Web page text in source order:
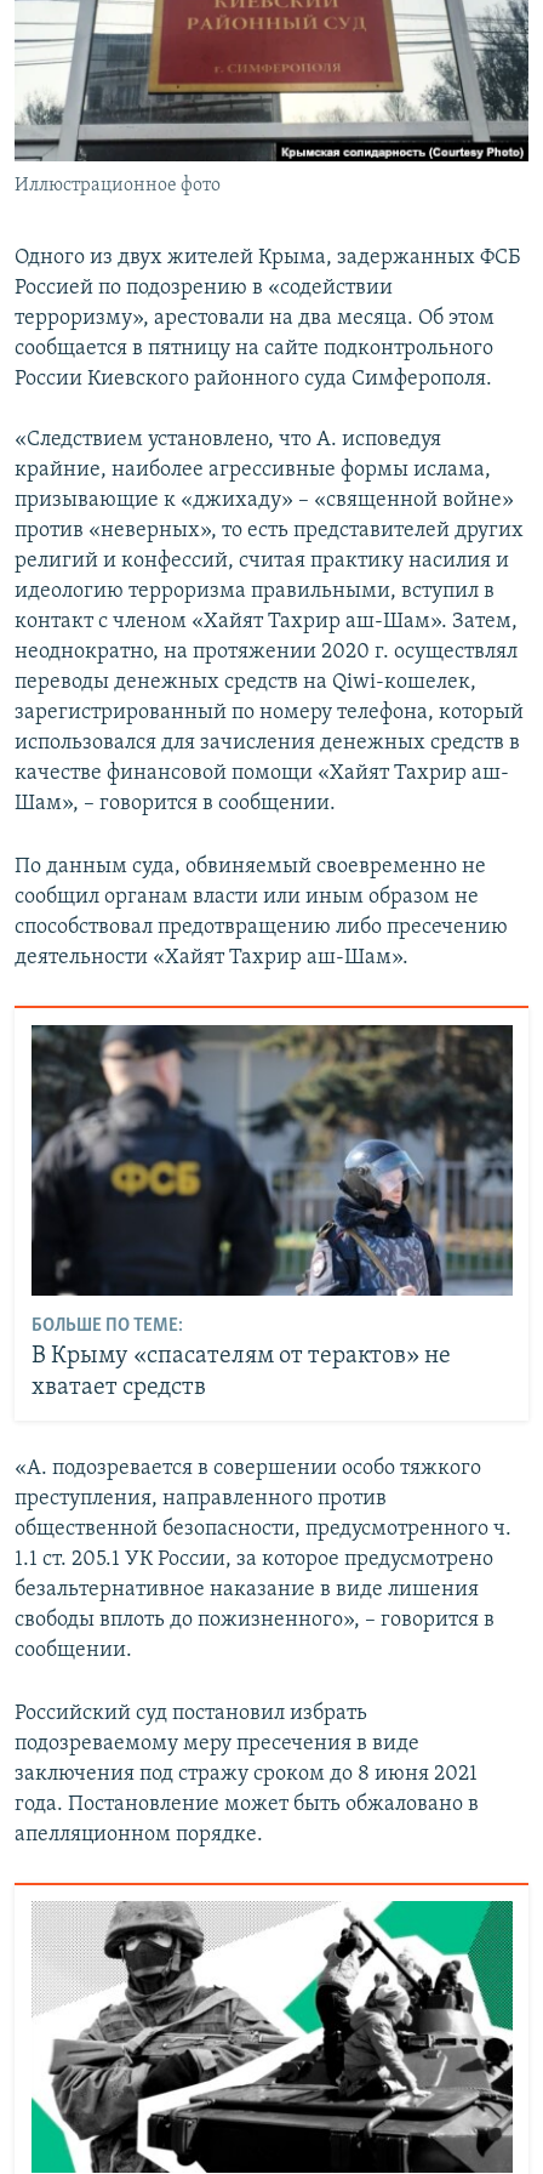
ПОБЕДИТЕЛЕЙ НЕ СУДЯТ?
КРЫМ.НЕПОКОРЕННЫЙ
ELIFBE
УКРАИНСКАЯ ПРОБЛЕМА КРЫМА
ПРИСОЕДИНЯЙТЕСЬ!
Все сайты RFE/RL
Иллюстрационное фото
Одного из двух жителей Крыма, задержанных ФСБ
Россией по подозрению в «содействии
терроризму», арестовали на два месяца. Об этом
сообщается в пятницу на сайте подконтрольного
России Киевского районного суда Симферополя.
«Следствием установлено, что А. исповедуя
крайние, наиболее агрессивные формы ислама,
призывающие к «джихаду» – «священной войне»
против «неверных», то есть представителей других
религий и конфессий, считая практику насилия и
идеологию терроризма правильными, вступил в
контакт с членом «Хайят Тахрир аш-Шам». Затем,
неоднократно, на протяжении 2020 г. осуществлял
переводы денежных средств на Qiwi-кошелек,
зарегистрированный по номеру телефона, который
использовался для зачисления денежных средств в
качестве финансовой помощи «Хайят Тахрир аш-
Шам», – говорится в сообщении.
По данным суда, обвиняемый своевременно не
сообщил органам власти или иным образом не
способствовал предотвращению либо пресечению
деятельности «Хайят Тахрир аш-Шам».
БОЛЬШЕ ПО ТЕМЕ:
В Крыму «спасателям от терактов» не
хватает средств
«А. подозревается в совершении особо тяжкого
преступления, направленного против
общественной безопасности, предусмотренного ч.
1.1 ст. 205.1 УК России, за которое предусмотрено
безальтернативное наказание в виде лишения
свободы вплоть до пожизненного», – говорится в
сообщении.
Российский суд постановил избрать
подозреваемому меру пресечения в виде
заключения под стражу сроком до 8 июня 2021
года. Постановление может быть обжаловано в
апелляционном порядке.